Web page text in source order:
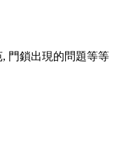
門鎖出現的問題等等